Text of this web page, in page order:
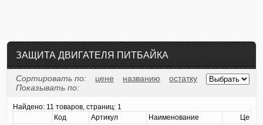
ЗАЩИТА ДВИГАТЕЛЯ ПИТБАЙКА
Сортировать по: цене названию
остатку
Показывать по:
Найдено: 11 товаров, страниц: 1
Код
Артикул Наименование Цена